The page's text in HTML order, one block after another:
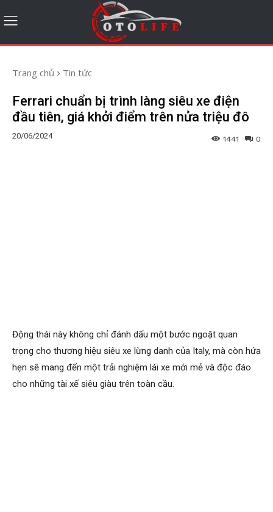
Trang chủ Tin tức
Ferrari chuẩn bị trình làng siêu xe điện
đầu tiên, giá khởi điểm trên nửa triệu đô
20/06/2024 0
1441
Động thái này không chỉ đánh dấu một bước ngoặt quan
trọng cho thương hiệu siêu xe lừng danh của Italy, mà còn hứa
hẹn sẽ mang đến một trải nghiệm lái xe mới mẻ và độc đáo
cho những tài xế siêu giàu trên toàn cầu.